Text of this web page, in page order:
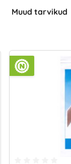
Muud tarvikud